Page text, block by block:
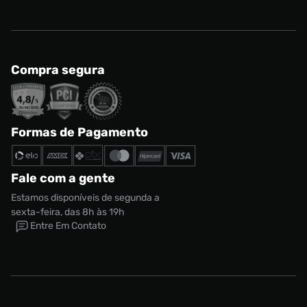
Compra segura
Formas de Pagamento
Fale com a gente
Estamos disponíveis de segunda a
sexta-feira, das 8h às 19h
Entre Em Contato